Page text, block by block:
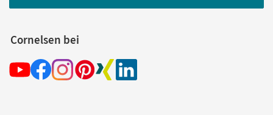
Cornelsen bei